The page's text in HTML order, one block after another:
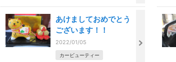
あけましておめでとう
ございます！！
2022/01/05
カービューティー